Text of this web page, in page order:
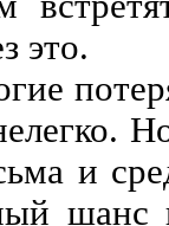
это.
и
шанс